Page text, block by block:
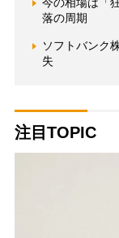
落の周期
ソフトバンク
失
注目TOPIC